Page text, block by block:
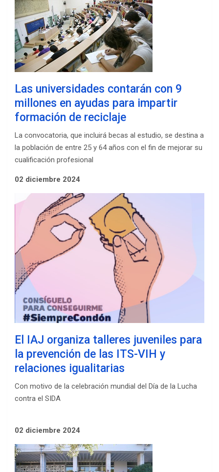
Las universidades contarán con 9
millones en ayudas para impartir
formación de reciclaje
La convocatoria, que incluirá becas al estudio, se destina a
la población de entre 25 y 64 años con el fin de mejorar su
cualificación profesional
02 diciembre 2024
El IAJ organiza talleres juveniles para
la prevención de las ITS-VIH y
relaciones igualitarias
Con motivo de la celebración mundial del Día de la Lucha
contra el SIDA
02 diciembre 2024